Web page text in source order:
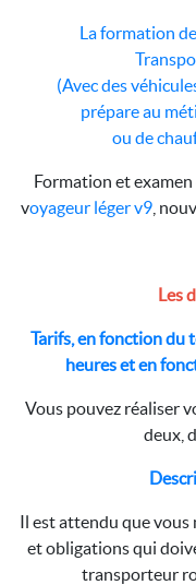
La formation
(Avec des
prépare au
ou de
Formation et examen
voyageur léger v9 ,
Les
Tarifs, en fonction du
heures et en
Vous pouvez réaliser
deux,
Il est attendu que
et obligations qui
transporteur